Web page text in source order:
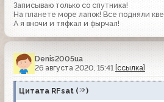
Записываю только со спутника!
На планете море лапок! Все подняли
А я вночи и тяфкал и фырчал!
Denis2005ua
26 августа 2020, 15:41 [ссылка]
Цитата RFsat (
)